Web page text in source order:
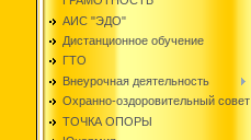
АИС "ЭДО"
Дистанционное обучение
ГТО
Внеурочная деятельность
Охранно-оздоровительный совет
ТОЧКА ОПОРЫ